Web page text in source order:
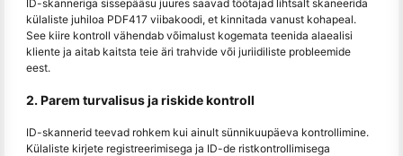
ID-skanneriga sissepääsu juures saavad töötajad lihtsalt skaneerida
külaliste juhiloa PDF417 viibakoodi, et kinnitada vanust kohapeal.
See kiire kontroll vähendab võimalust kogemata teenida alaealisi
kliente ja aitab kaitsta teie äri trahvide või juriidiliste probleemide
eest.
2. Parem turvalisus ja riskide kontroll
ID-skannerid teevad rohkem kui ainult sünnikuupäeva kontrollimine.
Külaliste kirjete registreerimisega ja ID-de ristkontrollimisega